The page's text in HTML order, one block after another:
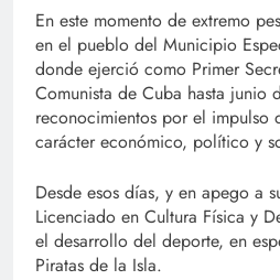
En este momento de extremo
en el pueblo del Municipio
donde ejerció como Primer
Comunista de Cuba hasta junio
reconocimientos por el impulso
carácter económico, político y
Desde esos días, y en apego a
Licenciado en Cultura Física y
el desarrollo del deporte, en
Piratas de la Isla.